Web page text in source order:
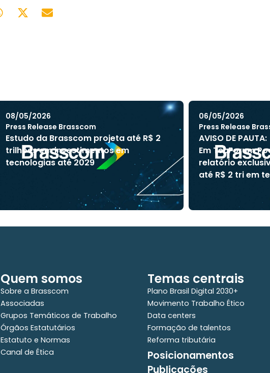
08/05/2026
Press Release Brasscom
Estudo da Brasscom projeta até R$ 2
trilhões em investimentos em
tecnologias até 2029
06/05/2026
Press Release
AVISO DE PAUTA:
Em TecForum
relatório
até R$ 2 tri em
Quem somos
Sobre a Brasscom
Associadas
Grupos Temáticos de Trabalho
Órgãos Estatutários
Estatuto e Normas
Canal de Ética
Temas centrais
Plano Brasil Digital 2030+
Movimento Trabalho Ético
Data centers
Formação de talentos
Reforma tributária
Posicionamentos
Publicações